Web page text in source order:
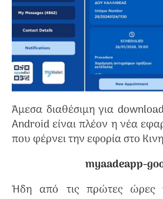
Άμεσα διαθέσιμη για
Android είναι πλέον η νέα
που φέρνει την εφορία στο
myaadeapp-
Ήδη από τις πρώτες